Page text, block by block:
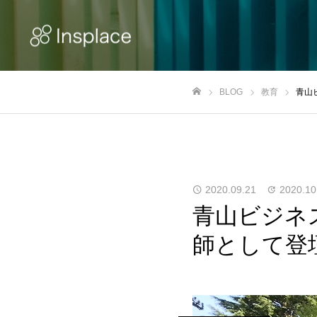
BLOG 教育 青山
2020.09.21
青山ビジネ
師として登